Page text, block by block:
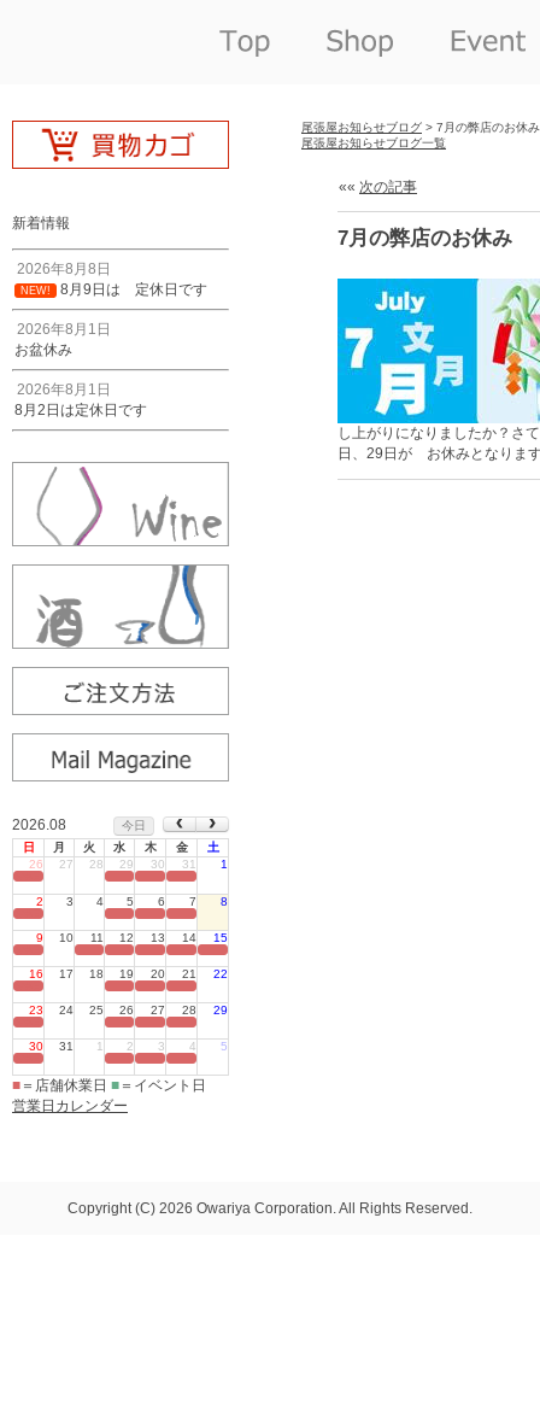
新着情報
2026年8月8日
NEW! 8月9日は 定休日です
2026年8月1日
お盆休み
2026年8月1日
8月2日は定休日です
2026.08
今日
日
月 火 水 木 金
土
26
27 28 29 30 31 1
2 3 4 5 6 7 8
9 10 11 12 13 14 15
16 17 18 19 20 21 22
23 24 25 26 27 28 29
30 31 1 2 3 4 5
■ ＝店舗休業日 ■ ＝イベント日
営業日カレンダー
尾張屋お知らせブログ > 7月の弊店のお休み
尾張屋お知らせブログ一覧
«« 次の記事
7月の弊店のお休み
し上がりになりましたか？
日、29日が お休みとなりま
Copyright (C) 2026 Owariya Corporation. All Rights Reserved.